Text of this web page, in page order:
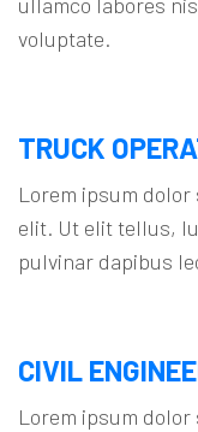
ullamco labores
voluptate.
TRUCK
Lorem ipsum
elit. Ut elit tellus,
pulvinar dapibus
CIVIL
Lorem ipsum